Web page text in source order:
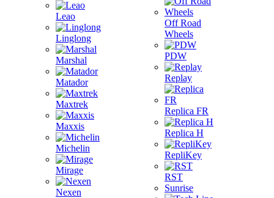
Leao
Linglong
Marshal
Matador
Maxtrek
Maxxis
Michelin
Mirage
Nexen
Off Road
Wheels
PDW
Replay
Replica FR
Replica H
RepliKey
RST
Sunrise